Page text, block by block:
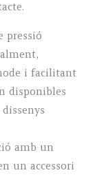
pressió
i facilitant
disponibles
amb un
un accessori